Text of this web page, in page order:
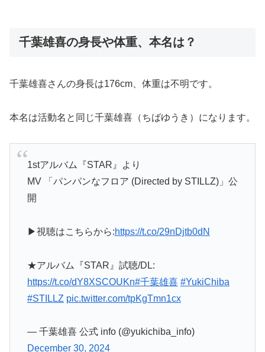
千葉雄喜の身長や体重、本名は？
千葉雄喜さんの身長は176cm、体重は不明です。
本名は活動名と同じ千葉雄喜（ちばゆうき）になります。
1stアルバム『STAR』より
MV 「パンパンなフロア (Directed by STILLZ)」公
開
▶︎視聴はこちらから:https://t.co/29nDjtb0dN
★アルバム『STAR』試聴/DL:
https://t.co/dY8XSCOUKn#千葉雄喜 #YukiChiba
#STILLZ pic.twitter.com/tpKgTmn1cx
— 千葉雄喜 公式 info (@yukichiba_info)
December 30, 2024